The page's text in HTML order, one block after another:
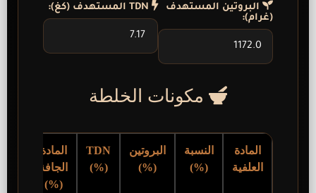
البروتين المستهدف
(غرام):
مكونات الخلطة
المادة
العلفية
النسبة
(%)
البروتين
(%)
TDN
(%)
المادة
الجافة
(%)